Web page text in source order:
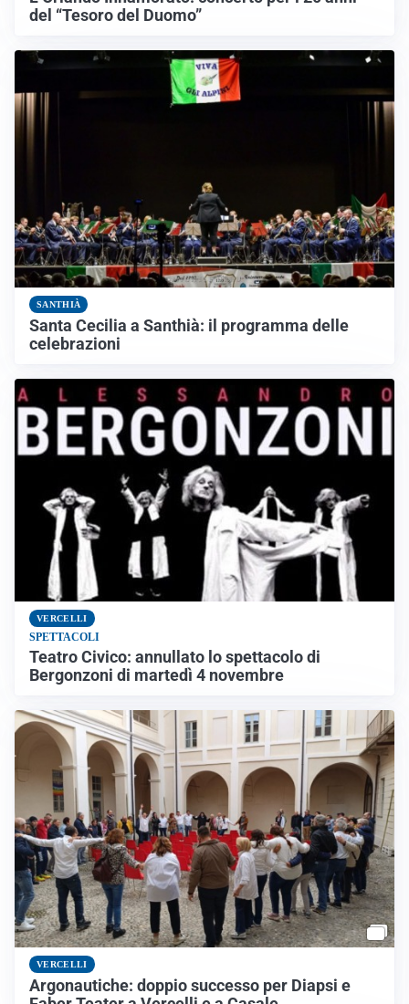
del “Tesoro del Duomo”
SANTHIÀ
Santa Cecilia a Santhià: il programma delle
celebrazioni
VERCELLI
SPETTACOLI
Teatro Civico: annullato lo spettacolo di
Bergonzoni di martedì 4 novembre
VERCELLI
Argonautiche: doppio successo per Diapsi e